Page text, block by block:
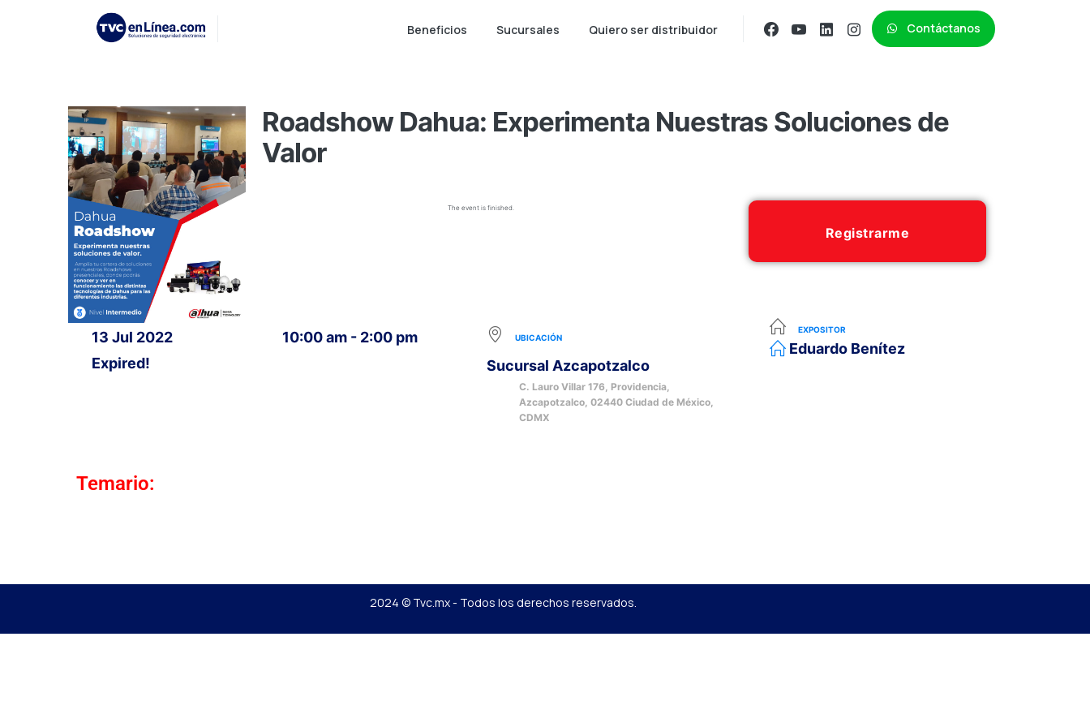
Beneficios Sucursales Quiero ser distribuidor Contáctanos
Roadshow Dahua: Experimenta Nuestras Soluciones de
Valor
The event is finished.
Registrarme
13 Jul 2022
Expired!
10:00 am - 2:00 pm UBICACIÓN
Sucursal Azcapotzalco
C. Lauro Villar 176, Providencia,
Azcapotzalco, 02440 Ciudad de México,
CDMX
EXPOSITOR
Eduardo Benítez
Temario:
2024 © Tvc.mx - Todos los derechos reservados.